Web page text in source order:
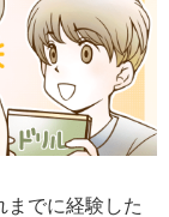
までに経験した